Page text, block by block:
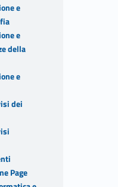
e
e
della
e
dei
Page